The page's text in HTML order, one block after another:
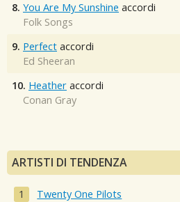
8. You Are My Sunshine accordi
Folk Songs
9. Perfect accordi
Ed Sheeran
10. Heather accordi
Conan Gray
ARTISTI DI TENDENZA
Twenty One Pilots